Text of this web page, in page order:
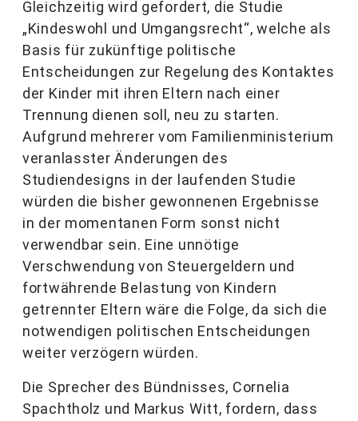
Gleichzeitig wird gefordert, die Studie
„Kindeswohl und Umgangsrecht“, welche als
Basis für zukünftige politische
Entscheidungen zur Regelung des Kontaktes
der Kinder mit ihren Eltern nach einer
Trennung dienen soll, neu zu starten.
Aufgrund mehrerer vom Familienministerium
veranlasster Änderungen des
Studiendesigns in der laufenden Studie
würden die bisher gewonnenen Ergebnisse
in der momentanen Form sonst nicht
verwendbar sein. Eine unnötige
Verschwendung von Steuergeldern und
fortwährende Belastung von Kindern
getrennter Eltern wäre die Folge, da sich die
notwendigen politischen Entscheidungen
weiter verzögern würden.
Die Sprecher des Bündnisses, Cornelia
Spachtholz und Markus Witt, fordern, dass